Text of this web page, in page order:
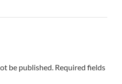
be published. Required fields